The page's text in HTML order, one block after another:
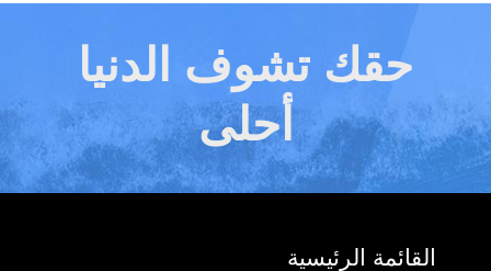
حقك تشوف الدنيا
أحلى
القائمة الرئيسية